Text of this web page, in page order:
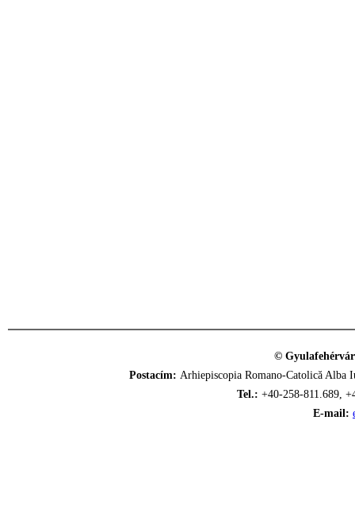
©
Postacím: Arhiepiscopia Romano-Catolică
Tel.: +40-258-811.689,
E-mail: